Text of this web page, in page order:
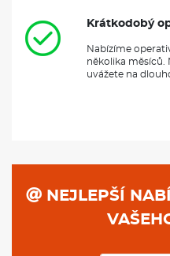
Krátkodobý
Nabízíme
několika měsíců.
uvážete na
NEJLEPŠÍ